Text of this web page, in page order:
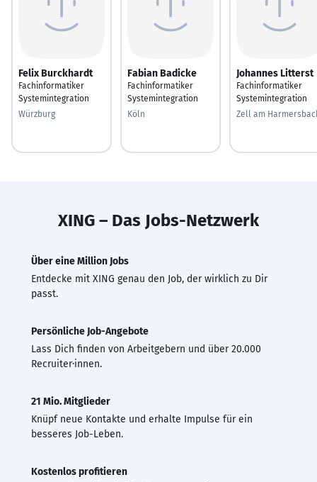
Felix Burckhardt
Fachinformatiker
Systemintegration
Würzburg
Fabian Badicke
Fachinformatiker
Systemintegration
Köln
Johannes Litterst
Fachinformatiker
Systemintegration
Zell am
XING – Das Jobs-Netzwerk
Über eine Million Jobs
Entdecke mit XING genau den Job, der wirklich zu Dir
passt.
Persönliche Job-Angebote
Lass Dich finden von Arbeitgebern und über 20.000
Recruiter·innen.
21 Mio. Mitglieder
Knüpf neue Kontakte und erhalte Impulse für ein
besseres Job-Leben.
Kostenlos profitieren